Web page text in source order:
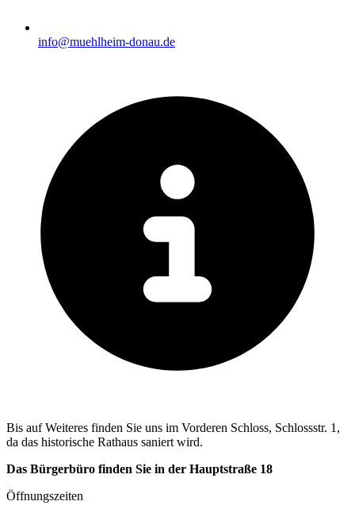
info@muehlheim-donau.de
Bis auf Weiteres finden Sie uns im Vorderen Schloss, Schlossstr. 1,
da das historische Rathaus saniert wird.
Das Bürgerbüro finden Sie in der Hauptstraße 18
Öffnungszeiten